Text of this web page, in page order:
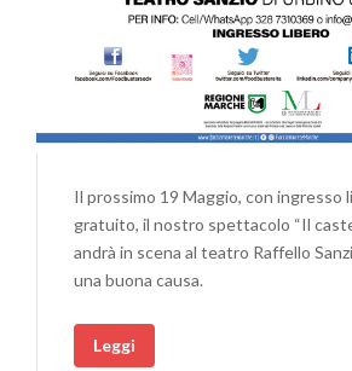
Il prossimo 19 Maggio, con ingresso
gratuito, il nostro spettacolo “Il
andrà in scena al teatro Raffello
una buona causa.
Leggi